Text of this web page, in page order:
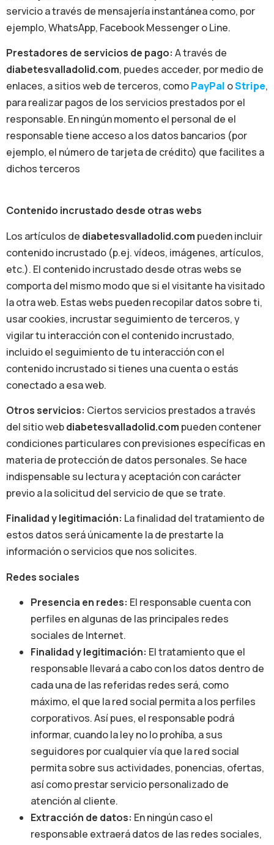
servicio a través de mensajería instantánea como, por
ejemplo, WhatsApp, Facebook Messenger o Line.
Prestadores de servicios de pago: A través de
diabetesvalladolid.com, puedes acceder, por medio de
enlaces, a sitios web de terceros, comoPayPal oStripe,
para realizar pagos de los servicios prestados por el
responsable. En ningún momento el personal de el
responsable tiene acceso a los datos bancarios (por
ejemplo, el número de tarjeta de crédito) que facilites a
dichos terceros
Contenido incrustado desde otras webs
Los artículos de diabetesvalladolid.com pueden incluir
contenido incrustado (p.ej. vídeos, imágenes, artículos,
etc.). El contenido incrustado desde otras webs se
comporta del mismo modo que si el visitante ha visitado
la otra web. Estas webs pueden recopilar datos sobre ti,
usar cookies, incrustar seguimiento de terceros, y
vigilar tu interacción con el contenido incrustado,
incluido el seguimiento de tu interacción con el
contenido incrustado si tienes una cuenta o estás
conectado a esa web.
Otros servicios: Ciertos servicios prestados a través
del sitio webdiabetesvalladolid.com pueden contener
condiciones particulares con previsiones específicas en
materia de protección de datos personales. Se hace
indispensable su lectura y aceptación con carácter
previo a la solicitud del servicio de que se trate.
Finalidad y legitimación: La finalidad del tratamiento de
estos datos será únicamente la de prestarte la
información o servicios que nos solicites.
Redes sociales
Presencia en redes: El responsable cuenta con
perfiles en algunas de las principales redes
sociales de Internet.
Finalidad y legitimación: El tratamiento que el
responsable llevará a cabo con los datos dentro de
cada una de las referidas redes será, como
máximo, el que la red social permita a los perfiles
corporativos. Así pues, el responsable podrá
informar, cuando la ley no lo prohíba, a sus
seguidores por cualquier vía que la red social
permita sobre sus actividades, ponencias, ofertas,
así como prestar servicio personalizado de
atención al cliente.
Extracción de datos: En ningún caso el
responsable extraerá datos de las redes sociales,